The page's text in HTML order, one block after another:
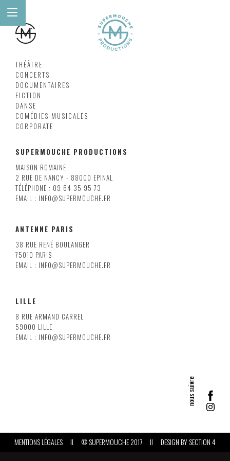
THÉÂTRE
CONCERTS
DOCUMENTAIRES
FICTION
DANSE
COMÉDIES MUSICALES
CORPORATE
SUPERMOUCHE PRODUCTIONS
MAISON ROMAINE
2 RUE DE NANCY - 88000 EPINAL
TÉLÉPHONE : 09 64 35 95 73
EMAIL : INFO@SUPERMOUCHE.FR
ANTENNE PARIS
38 RUE RENÉ BOULANGER
75010 PARIS
EMAIL : INFO@SUPERMOUCHE.FR
LILLE
8 RUE ARMAND CARREL
59000 LILLE
EMAIL : INFO@SUPERMOUCHE.FR
MENTIONS LÉGALES II © SUPERMOUCHE 2017 II DESIGN BYSECTION 4